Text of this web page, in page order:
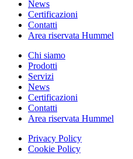
News
Certificazioni
Contatti
Area riservata Hummel
Chi siamo
Prodotti
Servizi
News
Certificazioni
Contatti
Area riservata Hummel
Privacy Policy
Cookie Policy